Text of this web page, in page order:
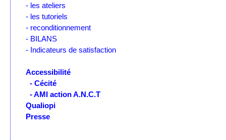
- les ateliers
- les tutoriels
- reconditionnement
- BILANS
- Indicateurs de satisfaction
Accessibilité
- Cécité
- AMI action A.N.C.T
Qualiopi
Presse